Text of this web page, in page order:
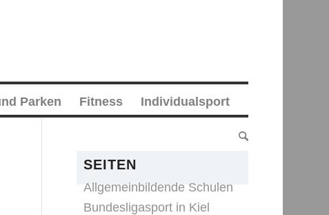
Parken Fitness Individualsport
SEITEN
Allgemeinbildende Schulen
Bundesligasport in Kiel